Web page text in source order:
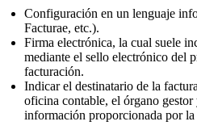
Configuración en un lenguaje
Facturae, etc.).
Firma electrónica, la cual suele
mediante el sello electrónico del
facturación.
Indicar el destinatario de la
oficina contable, el órgano
información proporcionada por